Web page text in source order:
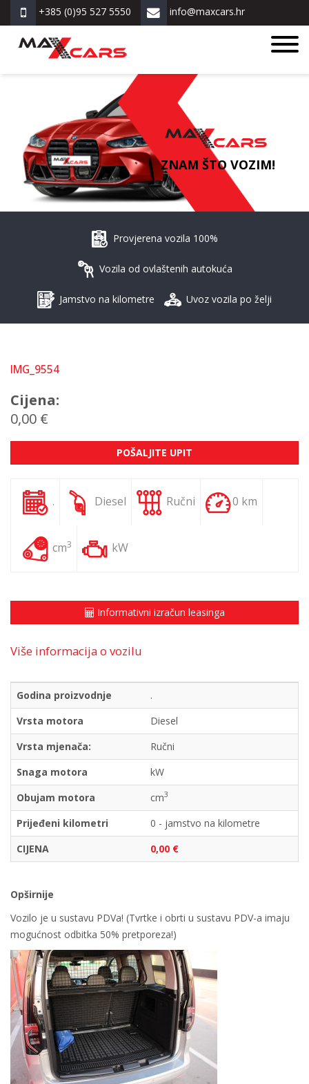
+385 (0)95 527 5550 info@maxcars.hr
ZNAM ŠTO VOZIM!
Provjerena vozila 100%
Vozila od ovlaštenih autokuća
Jamstvo na kilometre Uvoz vozila po želji
IMG_9554
Cijena:
0,00 €
POŠALJITE UPIT
. Diesel Ručni 0 km
cm3 kW
Informativni izračun leasinga
Više informacija o vozilu
Godina proizvodnje
.
Vrsta motora
Diesel
Vrsta mjenača:
Ručni
Snaga motora
kW
Obujam motora
cm3
Prijeđeni kilometri
0 - jamstvo na kilometre
CIJENA
0,00 €
Opširnije
Vozilo je u sustavu PDVa! (Tvrtke i obrti u sustavu PDV-a imaju
mogućnost odbitka 50% pretporeza!)